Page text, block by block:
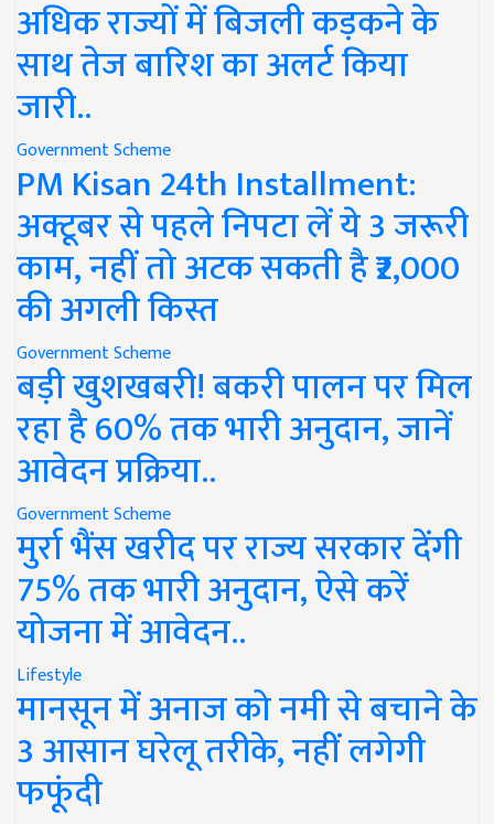
अधिक राज्यों में बिजली कड़कने के
साथ तेज बारिश का अलर्ट किया
जारी..
Government Scheme
PM Kisan 24th Installment:
अक्टूबर से पहले निपटा लें ये 3 जरूरी
काम, नहीं तो अटक सकती है ₹2,000
की अगली किस्त
Government Scheme
बड़ी खुशखबरी! बकरी पालन पर मिल
रहा है 60% तक भारी अनुदान, जानें
आवेदन प्रक्रिया..
Government Scheme
मुर्रा भैंस खरीद पर राज्य सरकार देंगी
75% तक भारी अनुदान, ऐसे करें
योजना में आवेदन..
Lifestyle
मानसून में अनाज को नमी से बचाने के
3 आसान घरेलू तरीके, नहीं लगेगी
फफूंदी